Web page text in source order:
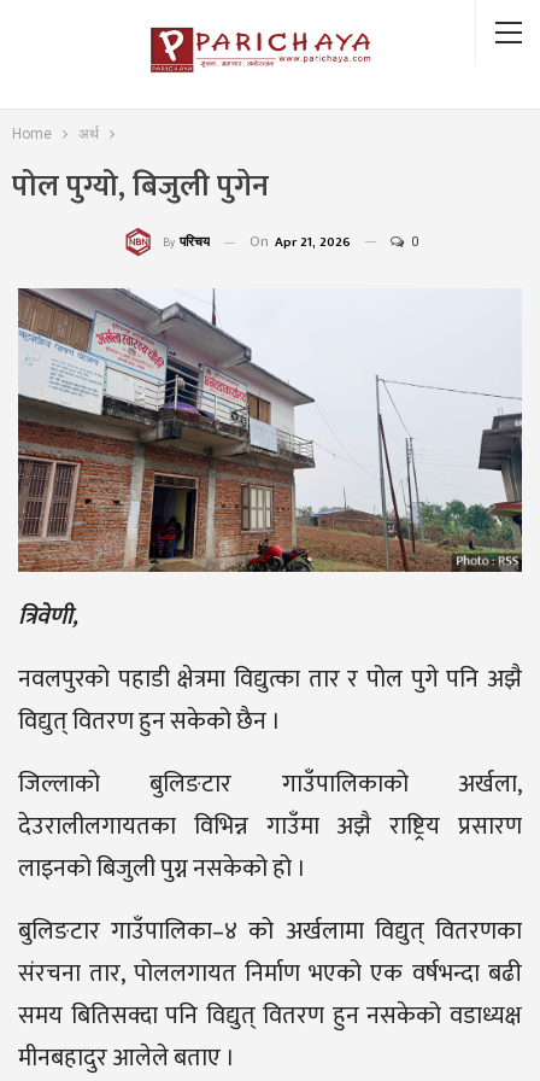
Home अर्थ
पोल पुग्यो, बिजुली पुगेन
By परिचय On Apr 21, 2026 0
त्रिवेणी,
नवलपुरको पहाडी क्षेत्रमा विद्युत्का तार र पोल पुगे पनि अझै
विद्युत् वितरण हुन सकेको छैन ।
जिल्लाको बुलिङटार गाउँपालिकाको अर्खला,
देउरालीलगायतका विभिन्न गाउँमा अझै राष्ट्रिय प्रसारण
लाइनको बिजुली पुग्न नसकेको हो ।
बुलिङटार गाउँपालिका–४ को अर्खलामा विद्युत् वितरणका
संरचना तार, पोललगायत निर्माण भएको एक वर्षभन्दा बढी
समय बितिसक्दा पनि विद्युत् वितरण हुन नसकेको वडाध्यक्ष
मीनबहादुर आलेले बताए ।